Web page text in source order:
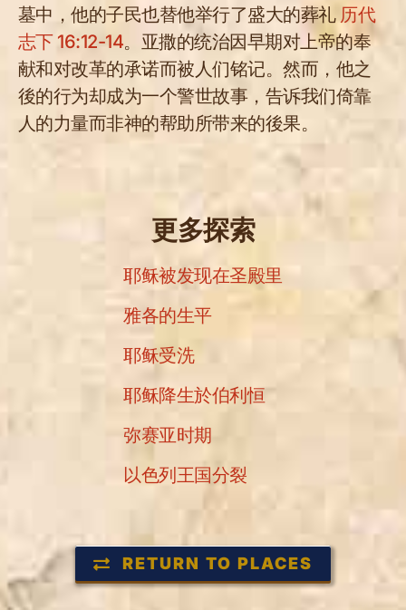
墓中，他的子民也替他举行了盛大的葬礼 历代
志下 16:12-14。亚撒的统治因早期对上帝的奉
献和对改革的承诺而被人们铭记。然而，他之
後的行为却成为一个警世故事，告诉我们倚靠
人的力量而非神的帮助所带来的後果。
更多探索
耶稣被发现在圣殿里
雅各的生平
耶稣受洗
耶稣降生於伯利恒
弥赛亚时期
以色列王国分裂
RETURN TO PLACES